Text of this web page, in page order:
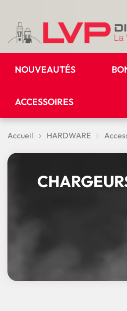
NOUVEAUTÉS
ACCESSOIRES
Accueil HARDWARE